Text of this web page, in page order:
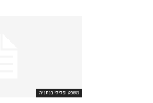
משפט ופלילי בנתניה